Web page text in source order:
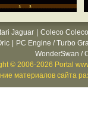
Jaguar
Coleco
PC Engine / Turbo
WonderSwan /
© 2006-2026 Portal
материалов сайта